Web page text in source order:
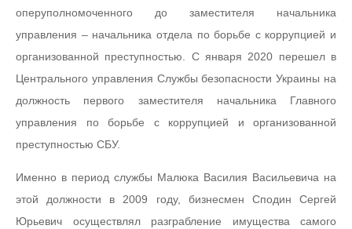
оперуполномоченного до заместителя начальника
управления – начальника отдела по борьбе с коррупцией и
организованной преступностью. С января 2020 перешел в
Центрального управления Службы безопасности Украины на
должность первого заместителя начальника Главного
управления по борьбе с коррупцией и организованной
преступностью СБУ.
Именно в период службы Малюка Василия Васильевича на
этой должности в 2009 году, бизнесмен Сподин Сергей
Юрьевич осуществлял разграбление имущества самого